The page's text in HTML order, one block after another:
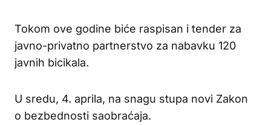
Tokom ove godine biće raspisan i tender za
javno-privatno partnerstvo za nabavku 120
javnih bicikala.
U sredu, 4. aprila, na snagu stupa novi Zakon
o bezbednosti saobraćaja.